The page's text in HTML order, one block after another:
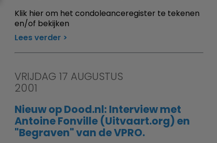
Klik hier om het condoleanceregister te tekenen
en/of bekijken
Lees verder
VRIJDAG 17 AUGUSTUS
2001
Nieuw op Dood.nl: Interview met
Antoine Fonville (Uitvaart.org) en
"Begraven" van de VPRO.